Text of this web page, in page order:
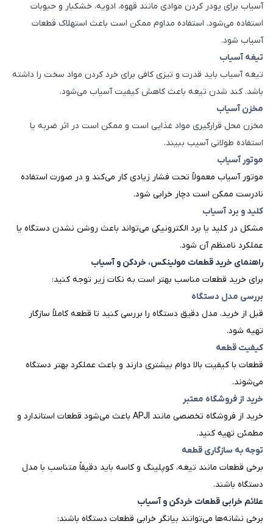
آسیاب برای پودر کردن موادی مانند قهوه، ادویه، خشکبار و حبوبات
استفاده می‌شود. استفاده مداوم ممکن است باعث استهلاک قطعات
آسیاب شود.
تیغه آسیاب
تیغه آسیاب باید قدرت و تیزی کافی برای خرد کردن مواد سخت را داشته
باشد. کند شدن تیغه باعث کاهش کیفیت آسیاب می‌شود.
مخزن آسیاب
مخزن محل قرارگیری مواد غذایی است و ممکن است در اثر ضربه یا
استفاده طولانی آسیب ببیند.
موتور آسیاب
موتور آسیاب معمولاً تحت فشار زیادی کار می‌کند و در صورت استفاده
نادرست ممکن است دچار خرابی شود.
کلید و برد آسیاب
مشکل در کلید یا برد الکترونیکی می‌تواند باعث روشن نشدن دستگاه یا
عملکرد نامنظم آن شود.
راهنمای خرید قطعات مولینکس، خردکن و آسیاب
برای خرید قطعات مناسب بهتر است به نکات زیر توجه کنید:
بررسی مدل دستگاه
قبل از خرید، مدل دقیق دستگاه را بررسی کنید تا قطعه کاملاً سازگار
تهیه شود.
کیفیت قطعه
قطعات با کیفیت بالا دوام بیشتری دارند و باعث عملکرد بهتر دستگاه
می‌شوند.
خرید از فروشگاه معتبر
خرید از فروشگاه تخصصی مانند APJI باعث می‌شود قطعات استاندارد و
مطمئن تهیه کنید.
توجه به سازگاری قطعه
برخی قطعات مانند تیغه، کوپلینگ و کاسه باید دقیقاً متناسب با مدل
دستگاه باشند.
علائم خرابی قطعات خردکن و آسیاب
برخی نشانه‌ها می‌توانند بیانگر خرابی قطعات دستگاه باشند: